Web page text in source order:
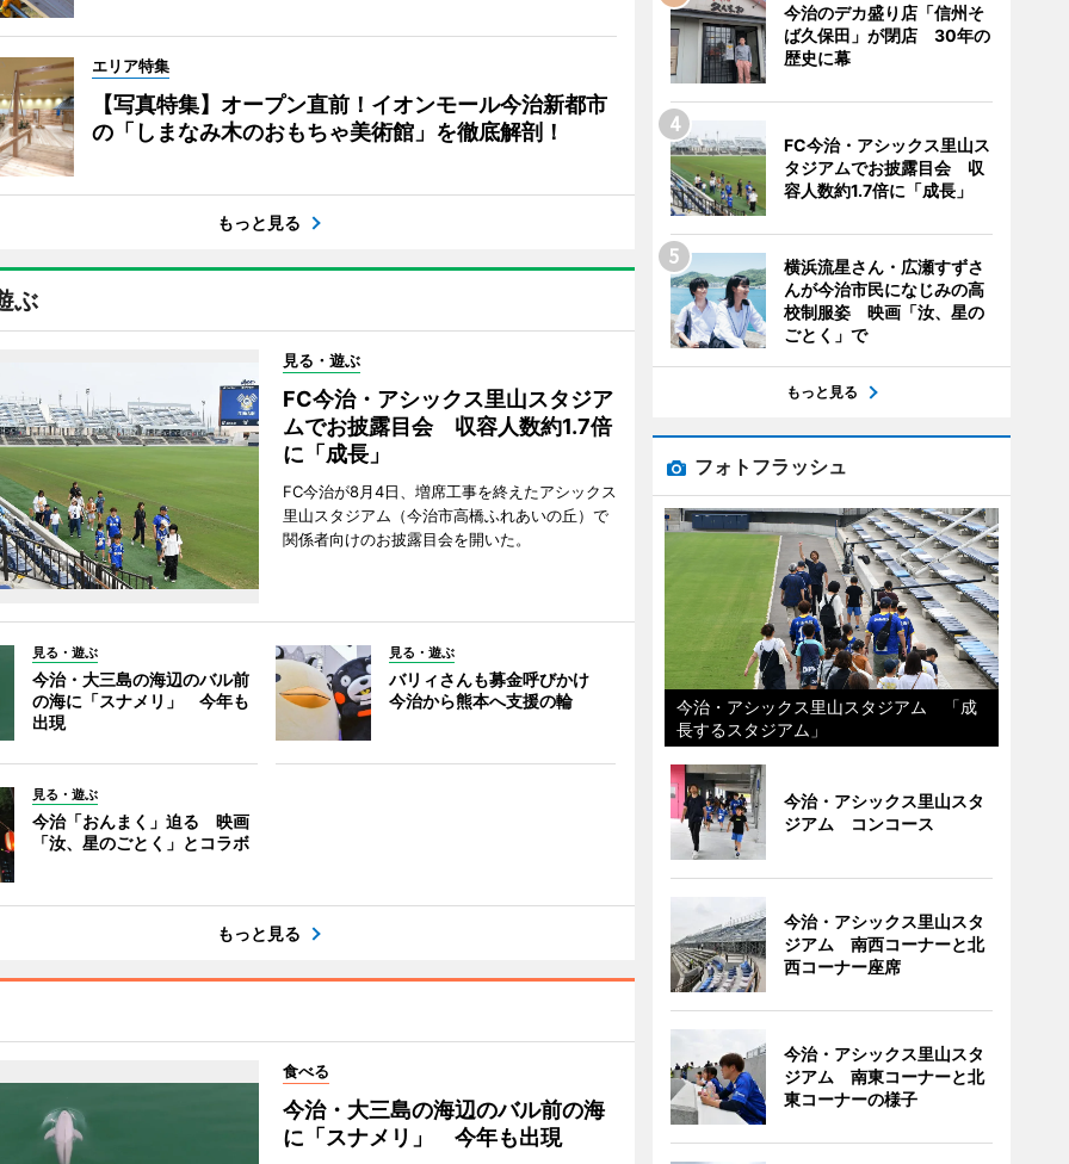
エリア特集
【写真特集】オープン直前！イオンモール今治新都市
の「しまなみ木のおもちゃ美術館」を徹底解剖！
もっと見る
ぶ
見る・遊ぶ
FC今治・アシックス里山スタジア
ムでお披露目会 収容人数約1.7倍
に「成長」
FC今治が8月4日、増席工事を終えたアシックス
里山スタジアム（今治市高橋ふれあいの丘）で
関係者向けのお披露目会を開いた。
見る・遊ぶ
今治・大三島の海辺のバル前
の海に「スナメリ」 今年も
出現
見る・遊ぶ
バリィさんも募金呼びかけ
今治から熊本へ支援の輪
見る・遊ぶ
今治「おんまく」迫る 映画
「汝、星のごとく」とコラボ
もっと見る
食べる
今治・大三島の海辺のバル前の海
に「スナメリ」 今年も出現
今治のデカ盛り店「信州そ
ば久保田」が閉店 30年の
歴史に幕
FC今治・アシックス里山ス
タジアムでお披露目会 収
容人数約1.7倍に「成長」
横浜流星さん・広瀬すずさ
んが今治市民になじみの高
校制服姿 映画「汝、星の
ごとく」で
もっと見る
フォトフラッシュ
今治・アシックス里山スタジアム 「成
長するスタジアム」
今治・アシックス里山スタ
ジアム コンコース
今治・アシックス里山スタ
ジアム 南西コーナーと北
西コーナー座席
今治・アシックス里山スタ
ジアム 南東コーナーと北
東コーナーの様子